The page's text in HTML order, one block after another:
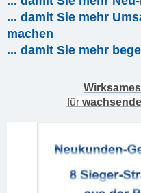
... damit Sie mehr
machen
... damit Sie mehr
Wirksames
für wachsende